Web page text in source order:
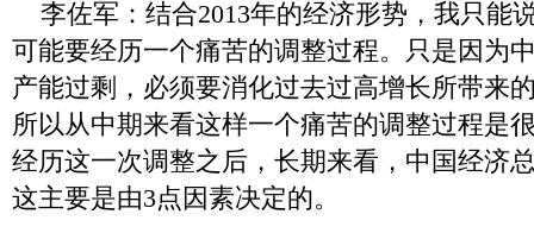
李佐军：结合2013年的经济形势，我只能
可能要经历一个痛苦的调整过程。只是因为
产能过剩，必须要消化过去过高增长所带来
所以从中期来看这样一个痛苦的调整过程是
经历这一次调整之后，长期来看，中国经济
这主要是由3点因素决定的。